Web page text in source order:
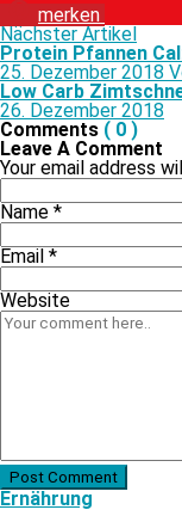
mer­ken
Nächster Artikel
Protein Pfannen
25. Dezember 2018
Low Carb
26. Dezember 2018
Comments ( 0 )
Leave A Comment
Your email address
Name *
Email *
Website
Post Comment
Ernährung